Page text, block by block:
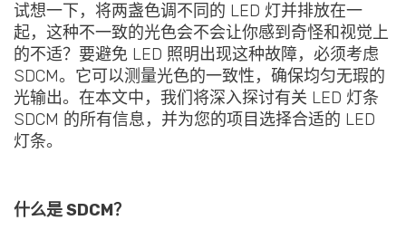
试想一下，将两盏色调不同的 LED 灯并排放在一
起，这种不一致的光色会不会让你感到奇怪和视觉上
的不适？要避免 LED 照明出现这种故障，必须考虑
SDCM。它可以测量光色的一致性，确保均匀无瑕的
光输出。在本文中，我们将深入探讨有关 LED 灯条
SDCM 的所有信息，并为您的项目选择合适的 LED
灯条。
什么是 SDCM？